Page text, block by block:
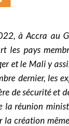
à Accra au
les pays
et le Mali y
dernier, les
de sécurité et
la réunion
la création